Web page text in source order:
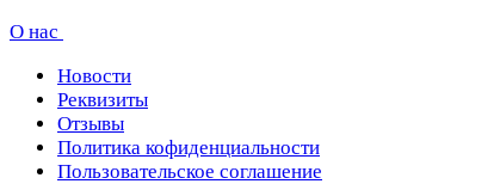
О нас
Новости
Реквизиты
Отзывы
Политика кофиденциальности
Пользовательское соглашение